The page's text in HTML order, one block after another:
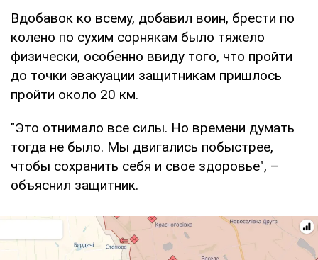
Вдобавок ко всему, добавил воин, брести по
колено по сухим сорнякам было тяжело
физически, особенно ввиду того, что пройти
до точки эвакуации защитникам пришлось
пройти около 20 км.
"Это отнимало все силы. Но времени думать
тогда не было. Мы двигались побыстрее,
чтобы сохранить себя и свое здоровье", –
объяснил защитник.